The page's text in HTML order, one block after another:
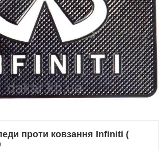
проти ковзання Infiniti (